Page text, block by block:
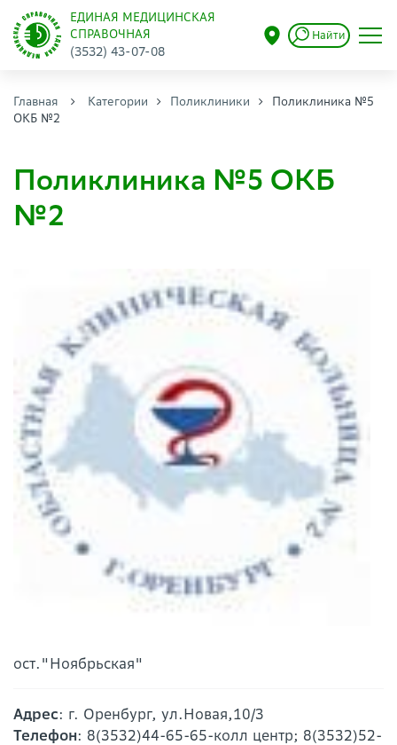
ЕДИНАЯ МЕДИЦИНСКАЯ
СПРАВОЧНАЯ
(3532) 43-07-08
Найти
Главная Категории Поликлиники
Поликлиника №5
ОКБ №2
Поликлиника №5 ОКБ
№2
ост."Ноябрьская"
Адрес: г. Оренбург, ул.Новая,10/3
Телефон: 8(3532)44-65-65-колл центр; 8(3532)52-